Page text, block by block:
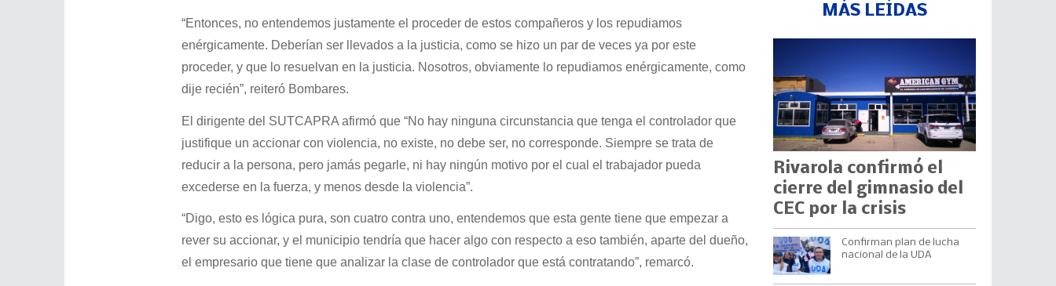
“Entonces, no entendemos justamente el proceder de estos compañeros y los repudiamos
enérgicamente. Deberían ser llevados a la justicia, como se hizo un par de veces ya por este
proceder, y que lo resuelvan en la justicia. Nosotros, obviamente lo repudiamos enérgicamente, como
dije recién”, reiteró Bombares.
El dirigente del SUTCAPRA afirmó que “No hay ninguna circunstancia que tenga el controlador que
justifique un accionar con violencia, no existe, no debe ser, no corresponde. Siempre se trata de
reducir a la persona, pero jamás pegarle, ni hay ningún motivo por el cual el trabajador pueda
excederse en la fuerza, y menos desde la violencia”.
“Digo, esto es lógica pura, son cuatro contra uno, entendemos que esta gente tiene que empezar a
rever su accionar, y el municipio tendría que hacer algo con respecto a eso también, aparte del dueño,
el empresario que tiene que analizar la clase de controlador que está contratando”, remarcó.
MÁS LEÍDAS
Rivarola confirmó el
cierre del gimnasio del
CEC por la crisis
Confirman plan de lucha
nacional de la UDA